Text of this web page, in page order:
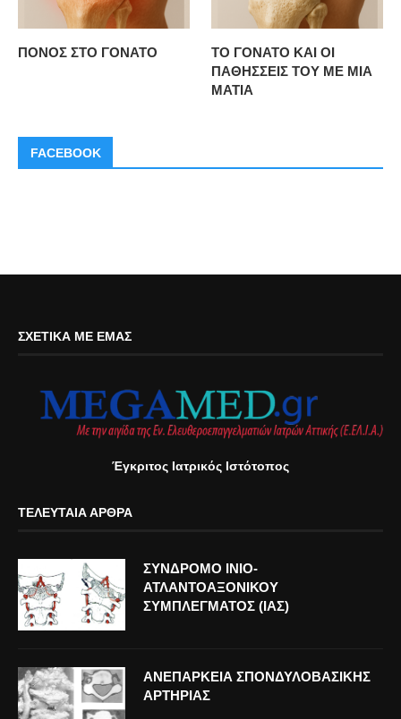
ΠΟΝΟΣ ΣΤΟ ΓΟΝΑΤΟ
ΤΟ ΓΟΝΑΤΟ ΚΑΙ ΟΙ
ΠΑΘΗΣΣΕΙΣ ΤΟΥ ΜΕ ΜΙΑ
ΜΑΤΙΑ
FACEBOOK
ΣΧΕΤΙΚΆ ΜΕ ΕΜΆΣ
Έγκριτος Ιατρικός Ιστότοπος
ΤΕΛΕΥΤΑΊΑ ΆΡΘΡΑ
ΣΥΝΔΡΟΜΟ ΙΝΙΟ-
ΑΤΛΑΝΤΟΑΞΟΝΙΚΟΥ
ΣΥΜΠΛΕΓΜΑΤΟΣ (ΙΑΣ)
ΑΝΕΠΑΡΚΕΙΑ ΣΠΟΝΔΥΛΟΒΑΣΙΚΗΣ
ΑΡΤΗΡΙΑΣ